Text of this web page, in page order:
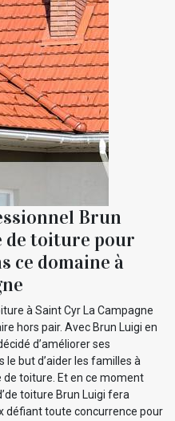
Brun
de toiture pour
ce domaine à
à Saint Cyr La Campagne
hors pair. Avec Brun Luigi en
d’améliorer ses
but d’aider les familles à
toiture. Et en ce moment
toiture Brun Luigi fera
défiant toute concurrence pour